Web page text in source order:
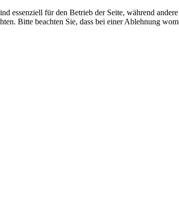
essenziell für den Betrieb der Seite, während
Bitte beachten Sie, dass bei einer Ablehnung